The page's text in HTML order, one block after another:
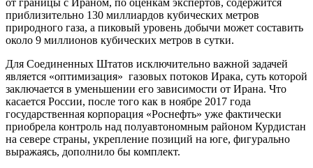
приблизительно 130 миллиардов кубических метров
природного газа, а пиковый уровень добычи может составить
около 9 миллионов кубических метров в сутки.
Для Соединенных Штатов исключительно важной задачей
является «оптимизация» газовых потоков Ирака, суть которой
заключается в уменьшении его зависимости от Ирана. Что
касается России, после того как в ноябре 2017 года
государственная корпорация «Роснефть» уже фактически
приобрела контроль над полуавтономным районом Курдистан
на севере страны, укрепление позиций на юге, фигурально
выражаясь, дополнило бы комплект.